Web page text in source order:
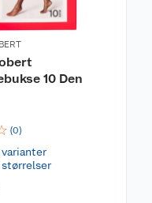
10 Den
(0)
varianter
størrelser